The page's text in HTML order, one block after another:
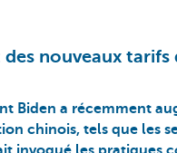
nouveaux
Biden a récemment
chinois, tels que les